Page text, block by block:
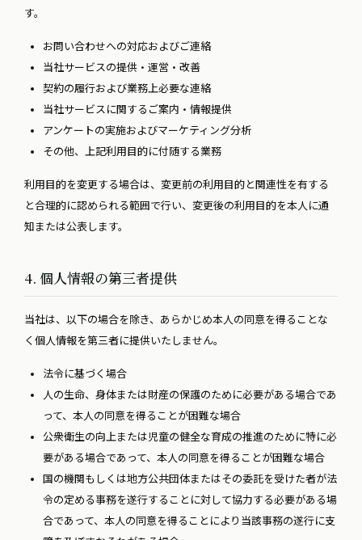
す。
お問い合わせへの対応およびご連絡
当社サービスの提供・運営・改善
契約の履行および業務上必要な連絡
当社サービスに関するご案内・情報提供
アンケートの実施およびマーケティング分析
その他、上記利用目的に付随する業務
利用目的を変更する場合は、変更前の利用目的と関連性を有する
と合理的に認められる範囲で行い、変更後の利用目的を本人に通
知または公表します。
4. 個人情報の第三者提供
当社は、以下の場合を除き、あらかじめ本人の同意を得ることな
く個人情報を第三者に提供いたしません。
法令に基づく場合
人の生命、身体または財産の保護のために必要がある場合であ
って、本人の同意を得ることが困難な場合
公衆衛生の向上または児童の健全な育成の推進のために特に必
要がある場合であって、本人の同意を得ることが困難な場合
国の機関もしくは地方公共団体またはその委託を受けた者が法
令の定める事務を遂行することに対して協力する必要がある場
合であって、本人の同意を得ることにより当該事務の遂行に支